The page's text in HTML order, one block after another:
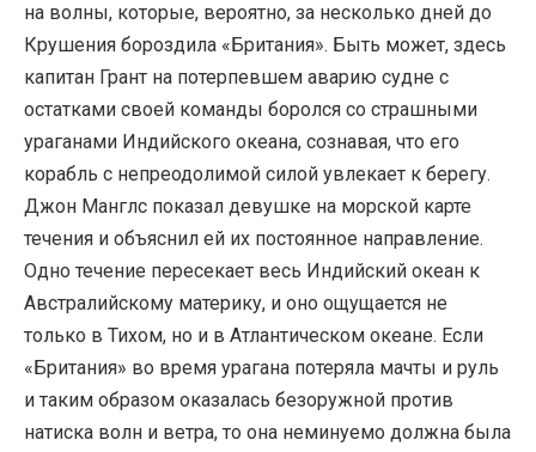
на волны, которые, вероятно, за несколько дней до
Крушения бороздила «Британия». Быть может, здесь
капитан Грант на потерпевшем аварию судне с
остатками своей команды боролся со страшными
ураганами Индийского океана, сознавая, что его
корабль с непреодолимой силой увлекает к берегу.
Джон Манглс показал девушке на морской карте
течения и объяснил ей их постоянное направление.
Одно течение пересекает весь Индийский океан к
Австралийскому материку, и оно ощущается не
только в Тихом, но и в Атлантическом океане. Если
«Британия» во время урагана потеряла мачты и руль
и таким образом оказалась безоружной против
натиска волн и ветра, то она неминуемо должна была